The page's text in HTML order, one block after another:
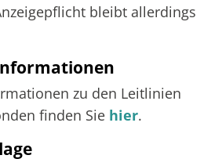
bleibt allerdings
zu den Leitlinien
finden Sie hier.